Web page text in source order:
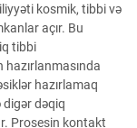
kosmik, tibbi və
açır. Bu
tibbi
hazırlamaq
dəqiq
Prosesin kontakt